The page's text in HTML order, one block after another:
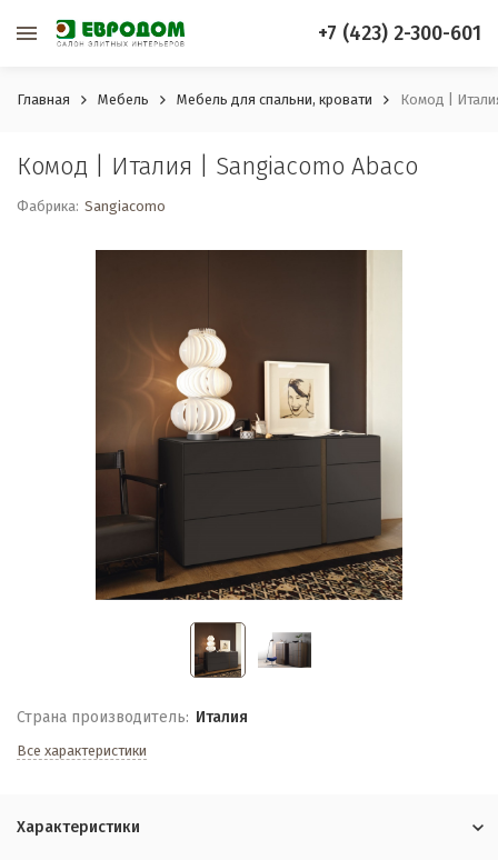
+7 (423) 2-300-601
Главная Мебель Мебель для спальни, кровати Комод |
Комод | Италия | Sangiacomo Abaco
Фабрика: Sangiacomo
Страна производитель: Италия
Все характеристики
Характеристики